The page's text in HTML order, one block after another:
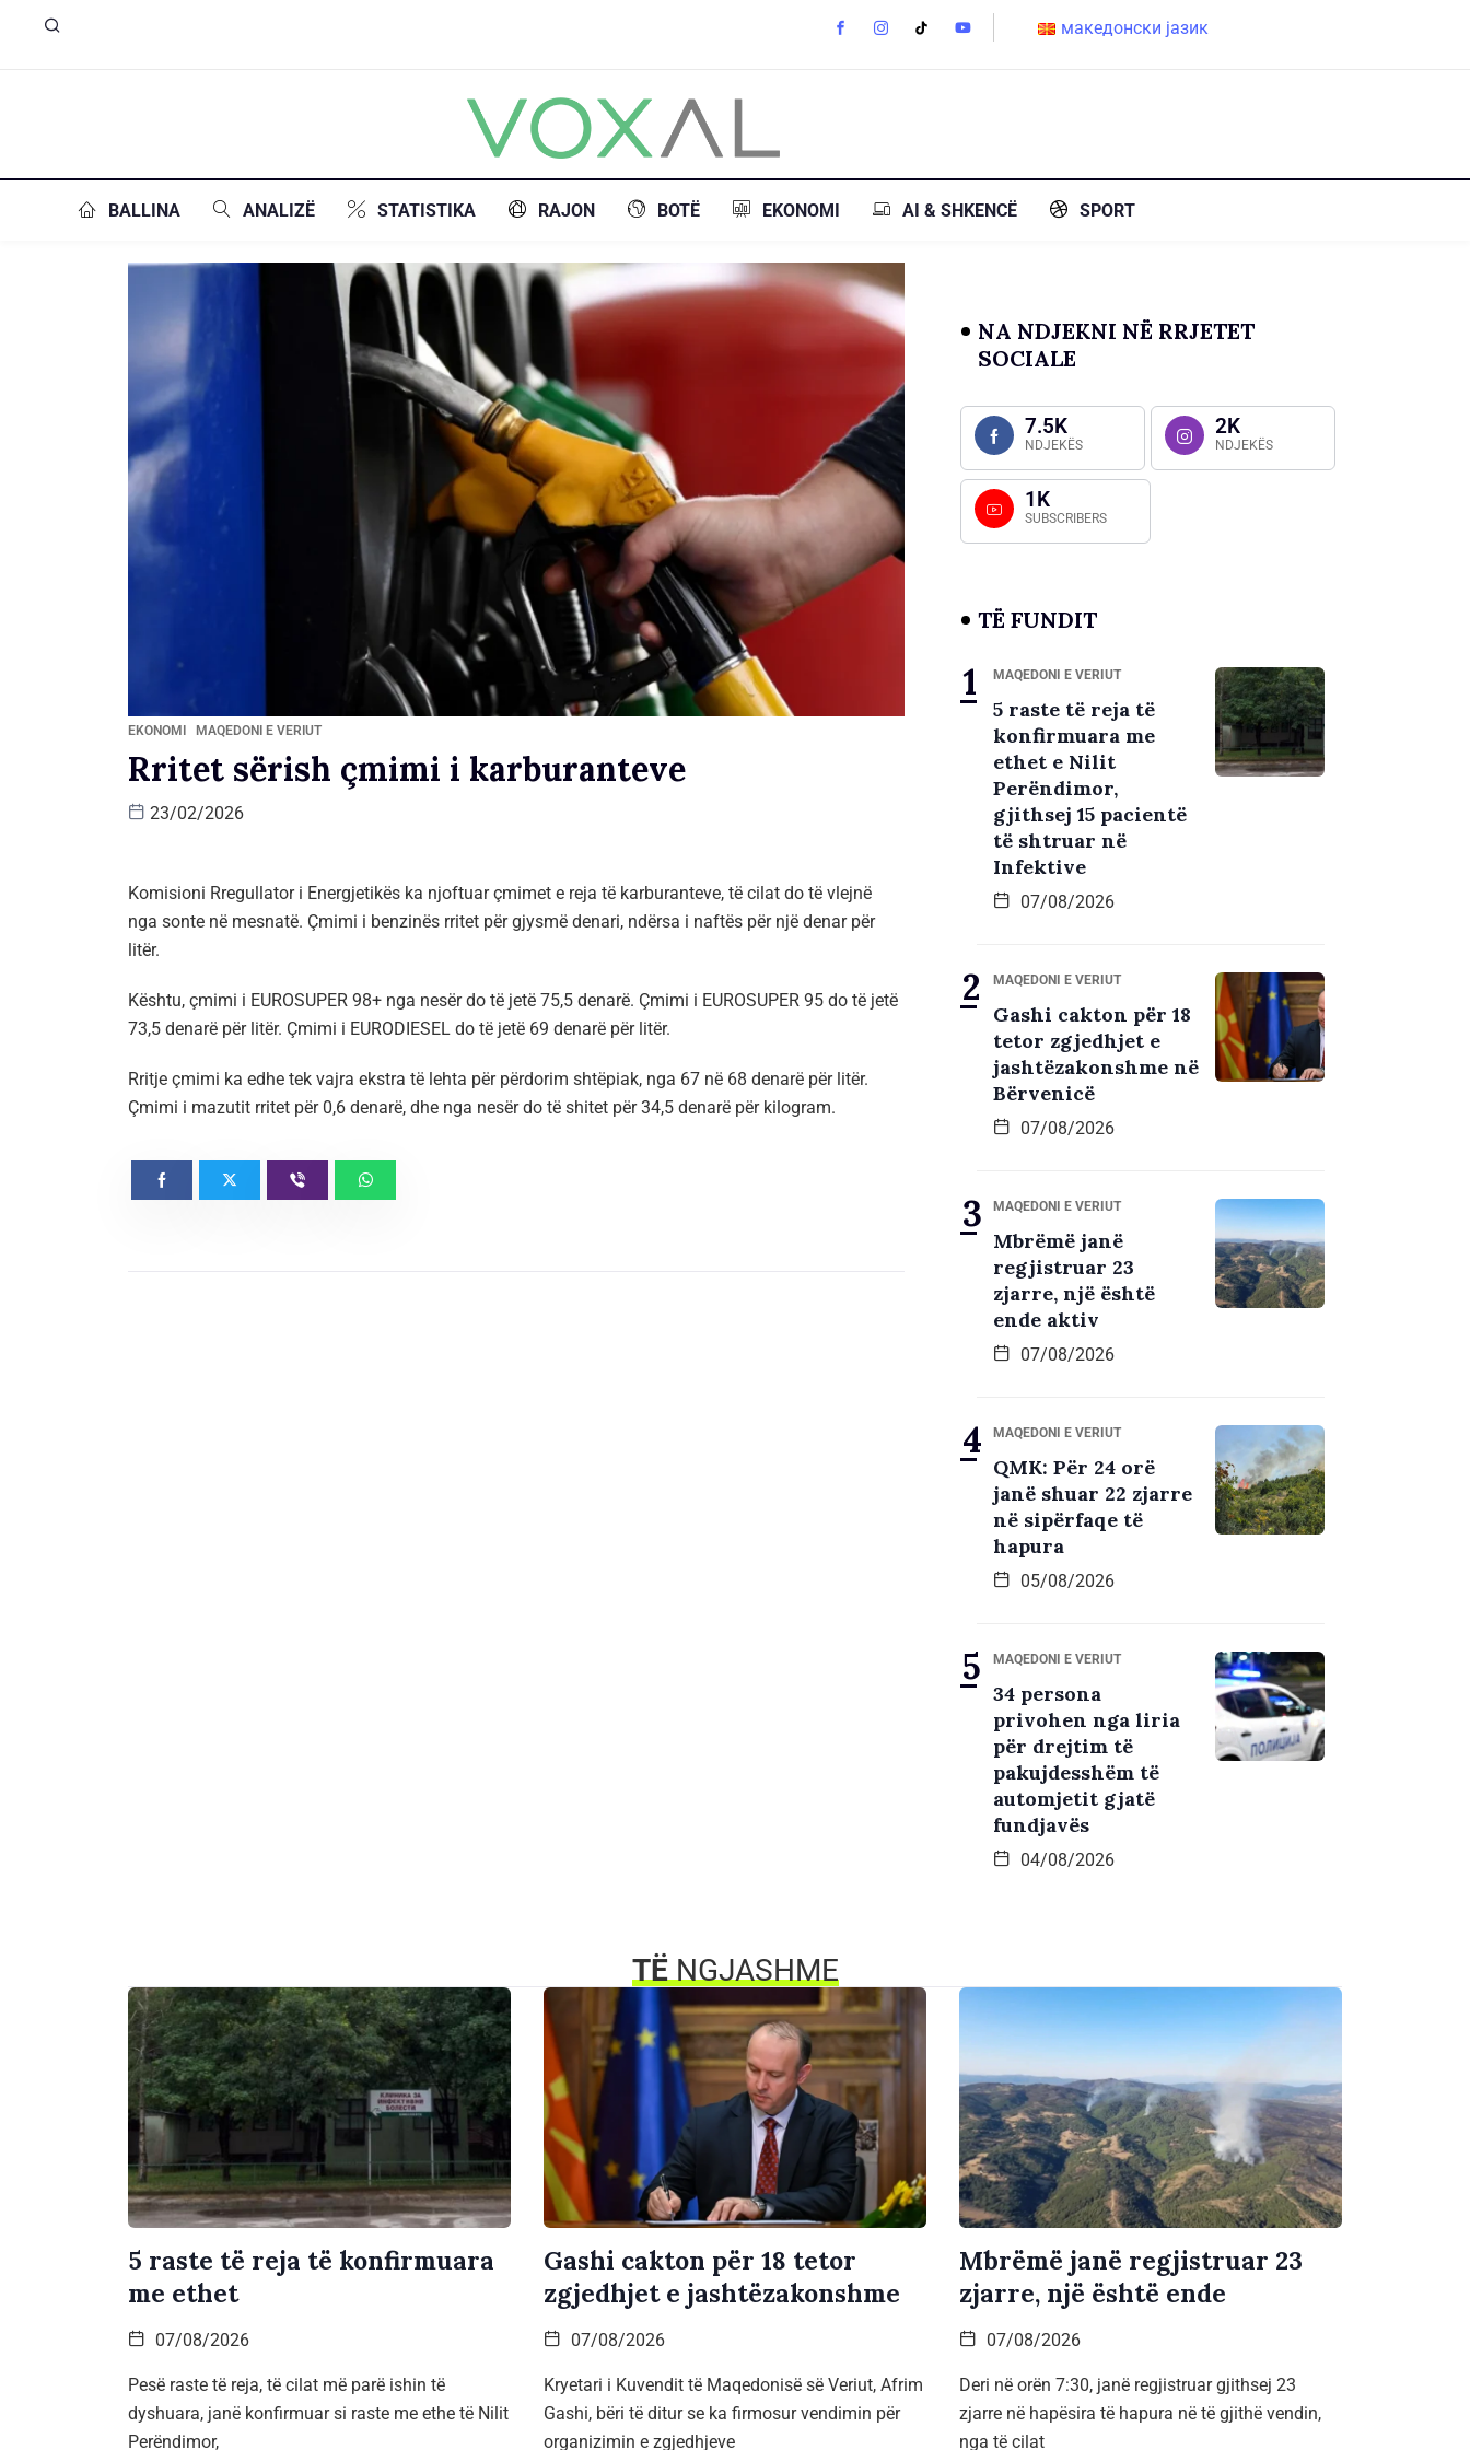
македонски јазик
BALLINA ANALIZË STATISTIKA RAJON BOTË EKONOMI AI & SHKENCË SPORT
EKONOMI MAQEDONI E VERIUT
Rritet sërish çmimi i karburanteve
23/02/2026
Komisioni Rregullator i Energjetikës ka njoftuar çmimet e reja të karburanteve, të cilat do të vlejnë
nga sonte në mesnatë. Çmimi i benzinës rritet për gjysmë denari, ndërsa i naftës për një denar për
litër.
Kështu, çmimi i EUROSUPER 98+ nga nesër do të jetë 75,5 denarë. Çmimi i EUROSUPER 95 do të jetë
73,5 denarë për litër. Çmimi i EURODIESEL do të jetë 69 denarë për litër.
Rritje çmimi ka edhe tek vajra ekstra të lehta për përdorim shtëpiak, nga 67 në 68 denarë për litër.
Çmimi i mazutit rritet për 0,6 denarë, dhe nga nesër do të shitet për 34,5 denarë për kilogram.
NA NDJEKNI NË RRJETET
SOCIALE
7.5K
NDJEKËS
2K
NDJEKËS
1K
SUBSCRIBERS
TË FUNDIT
MAQEDONI E VERIUT
5 raste të reja të
konfirmuara me
ethet e Nilit
Perëndimor,
gjithsej 15 pacientë
të shtruar në
Infektive
07/08/2026
MAQEDONI E VERIUT
Gashi cakton për 18
tetor zgjedhjet e
jashtëzakonshme në
Bërvenicë
07/08/2026
MAQEDONI E VERIUT
Mbrëmë janë
regjistruar 23
zjarre, një është
ende aktiv
07/08/2026
MAQEDONI E VERIUT
QMK: Për 24 orë
janë shuar 22 zjarre
në sipërfaqe të
hapura
05/08/2026
MAQEDONI E VERIUT
34 persona
privohen nga liria
për drejtim të
pakujdesshëm të
automjetit gjatë
fundjavës
04/08/2026
TËNGJASHME
5 raste të reja të konfirmuara
me ethet
07/08/2026
Pesë raste të reja, të cilat më parë ishin të
dyshuara, janë konfirmuar si raste me ethe të Nilit
Perëndimor,
Gashi cakton për 18 tetor
zgjedhjet e jashtëzakonshme
07/08/2026
Kryetari i Kuvendit të Maqedonisë së Veriut, Afrim
Gashi, bëri të ditur se ka firmosur vendimin për
organizimin e zgjedhjeve
Mbrëmë janë regjistruar 23
zjarre, një është ende
07/08/2026
Deri në orën 7:30, janë regjistruar gjithsej 23
zjarre në hapësira të hapura në të gjithë vendin,
nga të cilat